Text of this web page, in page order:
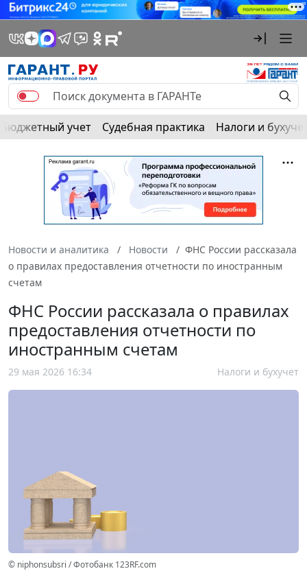
Бюджетный учет Судебная практика Налоги и
Новости и аналитика Новости
ФНС России рассказала
о правилах предоставления отчетности по иностранным
счетам
ФНС России рассказала о правилах
предоставления отчетности по
иностранным счетам
29 мая 2026 16:34 Налоги и бухучет
© niphonsubsri / Фотобанк 123RF.com